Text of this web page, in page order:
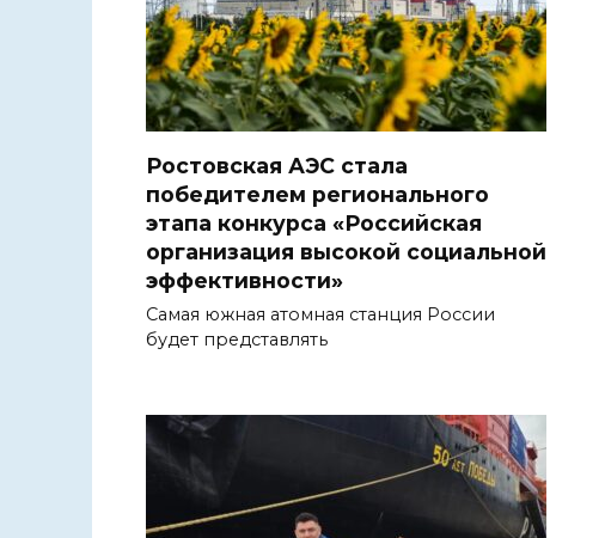
Ростовская АЭС стала
победителем регионального
этапа конкурса «Российская
организация высокой социальной
эффективности»
Самая южная атомная станция России
будет представлять